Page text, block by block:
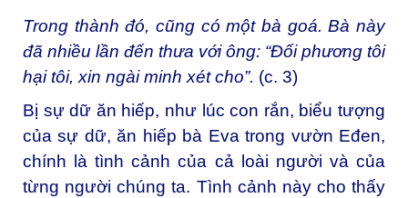
Trong thành đó, cũng có một bà goá. Bà này
đã nhiều lần đến thưa với ông: “Đối phương tôi
hại tôi, xin ngài minh xét cho”. (c. 3)
Bị sự dữ ăn hiếp, như lúc con rắn, biểu tượng
của sự dữ, ăn hiếp bà Eva trong vườn Eđen,
chính là tình cảnh của cả loài người và của
từng người chúng ta. Tình cảnh này cho thấy